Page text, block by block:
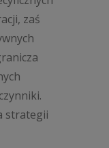
zaś
strategii